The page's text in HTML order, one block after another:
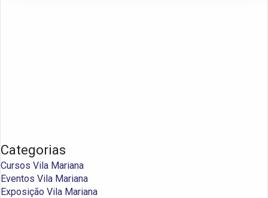
Categorias
Cursos Vila Mariana
Eventos Vila Mariana
Exposição Vila Mariana